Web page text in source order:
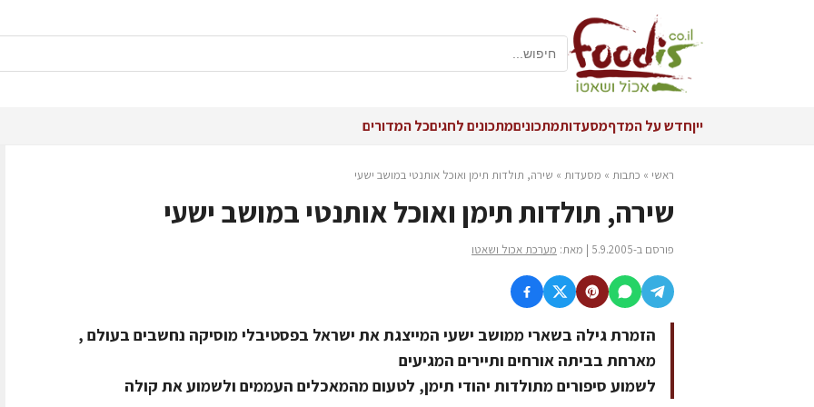
ייןחדש על המדףמסעדותמתכוניםמתכונים לחגיםכל המדורים
ראשי » כתבות » מסעדות » שירה, תולדות תימן ואוכל אותנטי במושב ישעי
שירה, תולדות תימן ואוכל אותנטי במושב ישעי
פורסם ב-5.9.2005 | מאת: מערכת אכול ושאטו
הזמרת גילה בשארי ממושב ישעי המייצגת את ישראל בפסטיבלי מוסיקה נחשבים בעולם ,
מארחת בביתה אורחים ותיירים המגיעים
לשמוע סיפורים מתולדות יהודי תימן, לטעום מהמאכלים העממים ולשמוע את קולה